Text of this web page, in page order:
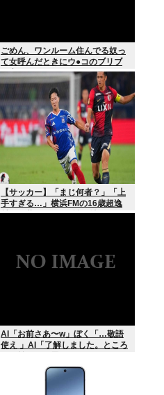
ごめん、ワンルーム住んでる奴っ
て女呼んだときにウ●コのブリブ
リ音どうしてんの？？
【サッカー】「まじ何者？」「上
手すぎる…」横浜FMの16歳超逸
材が開幕Jデビュー戦で魅せた”衝
AI「お前さあ〜w」ぼく「…敬語
使え 」AI「了解しました。ところ